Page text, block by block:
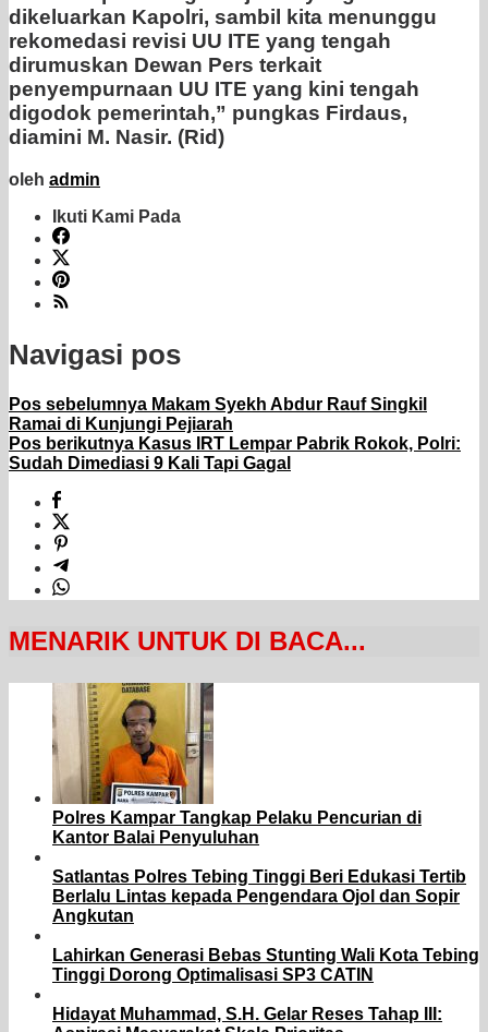
dikeluarkan Kapolri, sambil kita menunggu
rekomedasi revisi UU ITE yang tengah
dirumuskan Dewan Pers terkait
penyempurnaan UU ITE yang kini tengah
digodok pemerintah,” pungkas Firdaus,
diamini M. Nasir. (Rid)
oleh admin
Ikuti Kami Pada
Navigasi pos
Pos sebelumnya Makam Syekh Abdur Rauf Singkil
Ramai di Kunjungi Pejiarah
Pos berikutnya Kasus IRT Lempar Pabrik Rokok, Polri:
Sudah Dimediasi 9 Kali Tapi Gagal
MENARIK UNTUK DI BACA...
Polres Kampar Tangkap Pelaku Pencurian di
Kantor Balai Penyuluhan
Satlantas Polres Tebing Tinggi Beri Edukasi Tertib
Berlalu Lintas kepada Pengendara Ojol dan Sopir
Angkutan
Lahirkan Generasi Bebas Stunting Wali Kota Tebing
Tinggi Dorong Optimalisasi SP3 CATIN
Hidayat Muhammad, S.H. Gelar Reses Tahap III: